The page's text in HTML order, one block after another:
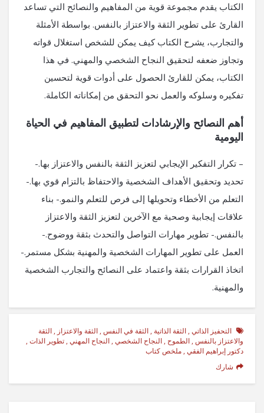
الكتاب يقدم مجموعة قوية من المفاهيم والنصائح التي تساعد
القارئ على تطوير الثقة والاعتزاز بالنفس. بواسطة الأمثلة
والتجارب، يشرح الكتاب كيف يمكن للشخص استغلال قواته
وتجاوز ضعفه لتحقيق النجاح الشخصي والمهني. في هذا
الكتاب، يمكن للقارئ الحصول على أدوات قوية لتحسين
تفكيره وسلوكه والعمل نحو التحقق من إمكاناته الكاملة.
أهم النصائح والإرشادات لتطبيق المفاهيم في الحياة
اليومية
– تكرار التفكير الإيجابي لتعزيز الثقة بالنفس والاعتزاز بها.-
تحديد وتحقيق الأهداف الشخصية والاحتفاظ بالتزام قوي بها.-
التعلم من الأخطاء وتحويلها إلى فرص للتعلم والنمو.- بناء
علاقات إيجابية وصحية مع الآخرين لتعزيز الثقة والاعتزاز
بالنفس.- تطوير مهارات التواصل والتحدث بثقة ووضوح.-
العمل على تطوير المهارات الشخصية والمهنية بشكل مستمر.-
اتخاذ القرارات بثقة واعتماد على النصائح والتجارب الشخصية
والمهنية.
التحفيز الذاتي , الثقة الذاتية , الثقة في النفس , الثقة والاعتزاز , الثقة
والاعتزاز بالنفس , الطموح , النجاح الشخصي , النجاح المهني , تطوير الذات ,
دكتور إبراهيم الفقي , ملخص كتاب
شارك